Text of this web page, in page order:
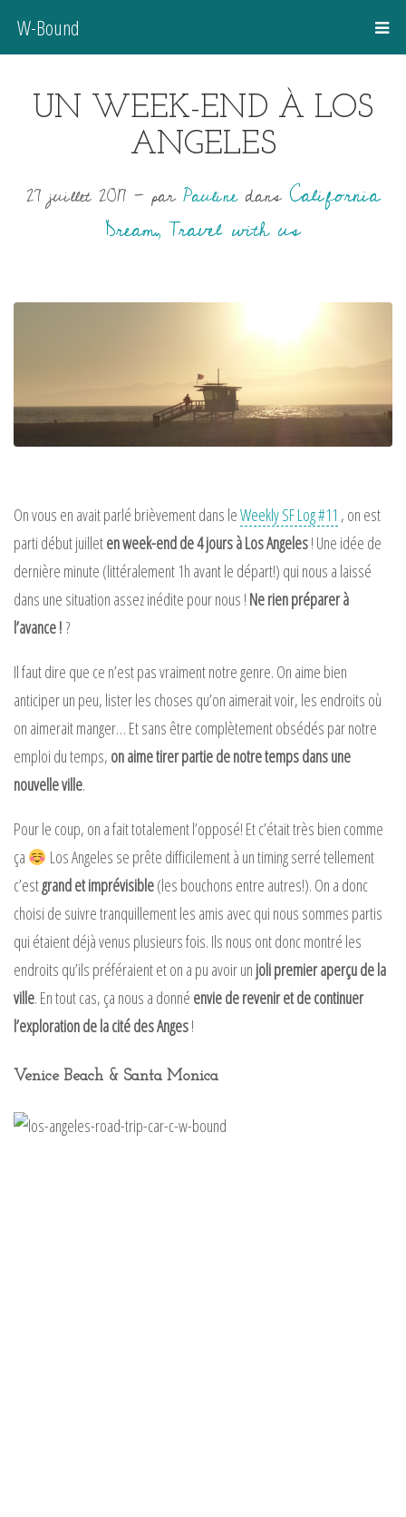
W-Bound
UN WEEK-END À LOS
ANGELES
27 juillet 2017 -parPaulinedans California
Dream, Travel with us
On vous en avait parlé brièvement dans leWeekly SF Log #11 , on est
parti début juilleten week-end de 4 jours à Los Angeles! Une idée de
dernière minute (littéralement 1h avant le départ!) qui nous a laissé
dans une situation assez inédite pour nous ! Ne rien préparer à
l’avance ! ?
Il faut dire que ce n’est pas vraiment notre genre. On aime bien
anticiper un peu, lister les choses qu’on aimerait voir, les endroits où
on aimerait manger… Et sans être complètement obsédés par notre
emploi du temps, on aime tirer partie de notre temps dans une
nouvelle ville.
Pour le coup, on a fait totalement l’opposé! Et c’était très bien comme
ça
Los Angeles se prête difficilement à un timing serré tellement
c’estgrand et imprévisible(les bouchons entre autres!). On a donc
choisi de suivre tranquillement les amis avec qui nous sommes partis
qui étaient déjà venus plusieurs fois. Ils nous ont donc montré les
endroits qu’ils préféraient et on a pu avoir un joli premier aperçu de la
ville. En tout cas, ça nous a donné envie de revenir et de continuer
l’exploration de la cité des Anges!
Venice Beach & Santa Monica